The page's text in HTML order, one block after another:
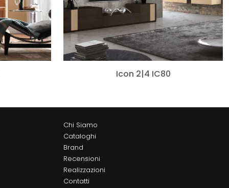
Icon 2|4 IC80
Chi Siamo
Cataloghi
Brand
Recensioni
Realizzazioni
Contatti